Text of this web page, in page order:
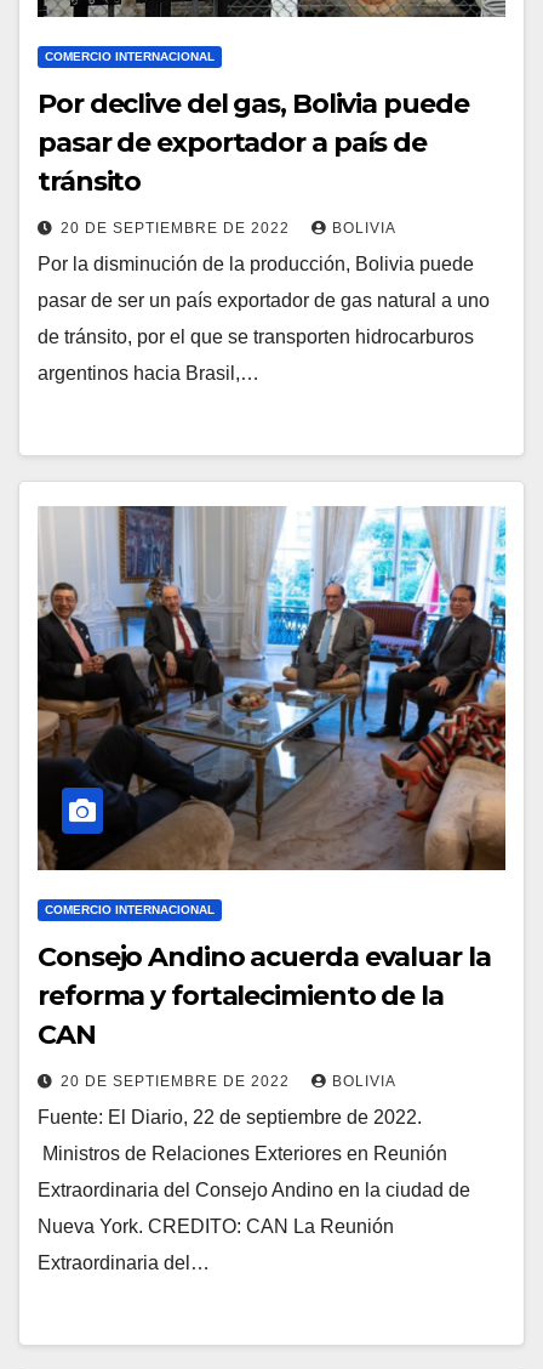
COMERCIO INTERNACIONAL
Por declive del gas, Bolivia puede
pasar de exportador a país de
tránsito
20 DE SEPTIEMBRE DE 2022 BOLIVIA
Por la disminución de la producción, Bolivia puede
pasar de ser un país exportador de gas natural a uno
de tránsito, por el que se transporten hidrocarburos
argentinos hacia Brasil,…
COMERCIO INTERNACIONAL
Consejo Andino acuerda evaluar la
reforma y fortalecimiento de la
CAN￼
20 DE SEPTIEMBRE DE 2022 BOLIVIA
Fuente: El Diario, 22 de septiembre de 2022.
Ministros de Relaciones Exteriores en Reunión
Extraordinaria del Consejo Andino en la ciudad de
Nueva York. CREDITO: CAN La Reunión
Extraordinaria del…